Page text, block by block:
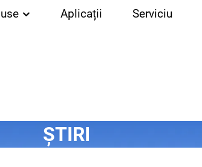
Aplicații Serviciu
ȘTIRI